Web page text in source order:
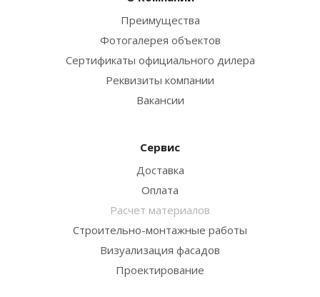
Преимущества
Фотогалерея объектов
Сертификаты официального дилера
Реквизиты компании
Вакансии
Сервис
Доставка
Оплата
Расчет материалов
Строительно-монтажные работы
Визуализация фасадов
Проектирование